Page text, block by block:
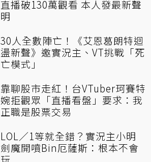
直播破130萬觀看 本人發最新聲
明
30人全數陣亡！《艾恩葛朗特迴
盪新聲》邀實況主、VT挑戰「死
亡模式」
靠聊股市走紅！台VTuber珂賽特
婉拒觀眾「直播看盤」要求：我
正職是股票交易
LOL／1等就全錯？實況主小明
劍魔開噴Bin厄薩斯：根本不會
玩